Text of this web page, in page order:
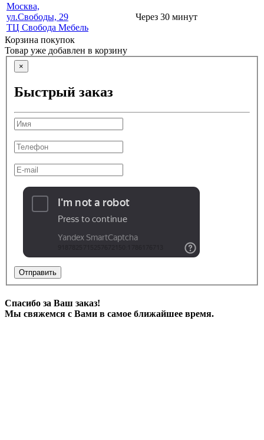
Москва,
ул.Свободы, 29
ТЦ Свобода Мебель
Через 30 минут
Корзина покупок
Товар уже добавлен в корзину
×
Быстрый заказ
Отправить
Спасибо за Ваш заказ!
Мы свяжемся с Вами в самое ближайшее время.